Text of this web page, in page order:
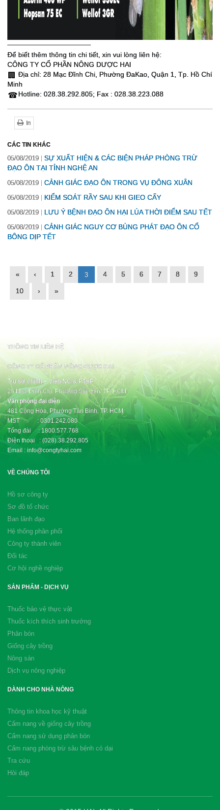
─────────────────
Để biết thêm thông tin chi tiết, xin vui lòng liên hệ:
CÔNG TY CỔ PHẦN NÔNG DƯỢC HAI
🏢 Địa chỉ: 28 Mạc Đĩnh Chi, Phường ĐaKao, Quận 1, Tp. Hồ Chí
Minh
☎Hotline: 028.38.292.805; Fax : 028.38.223.088
In
CÁC TIN KHÁC
05/08/2019
SỰ XUẤT HIỆN & CÁC BIỆN PHÁP PHÒNG TRỪ
ĐẠO ÔN TẠI TỈNH NGHỆ AN
05/08/2019 CẢNH GIÁC ĐẠO ÔN TRONG VỤ ĐÔNG XUÂN
05/08/2019 KIỂM SOÁT RẦY SAU KHI GIEO CẤY
05/08/2019 LƯU Ý BỆNH ĐẠO ÔN HẠI LÚA THỜI ĐIỂM SAU TẾT
05/08/2019
CẢNH GIÁC NGUY CƠ BÙNG PHÁT ĐẠO ÔN CỔ
BÔNG DỊP TẾT
« ‹ 1 2 3 4 5 6 7 8 9
10 › »
THÔNG TIN LIÊN HỆ
CÔNG TY CỔ PHẦN NÔNG DƯỢC HAI
Trụ sở chính – Viện NC & PTSP
28 Mạc Đĩnh Chi, Phường Sài Gòn, TP. HCM
Văn phòng đại diện
481 Cộng Hòa, Phường Tân Bình, TP. HCM
MST : 0301.242.080
Tổng đài : 1800.577.768
Điện thoại : (028).38.292.805
Email : info@congtyhai.com
VỀ CHÚNG TÔI
Hồ sơ công ty
Sơ đồ tổ chức
Ban lãnh đạo
Hệ thống phân phối
Công ty thành viên
Đối tác
Cơ hội nghề nghiệp
SẢN PHẨM - DỊCH VỤ
Thuốc bảo vệ thực vật
Thuốc kích thích sinh trưởng
Phân bón
Giống cây trồng
Nông sản
Dịch vụ nông nghiệp
DÀNH CHO NHÀ NÔNG
Thông tin khoa học kỹ thuật
Cẩm nang về giống cây trồng
Cẩm nang sử dụng phân bón
Cẩm nang phòng trừ sâu bệnh cỏ dại
Tra cứu
Hỏi đáp